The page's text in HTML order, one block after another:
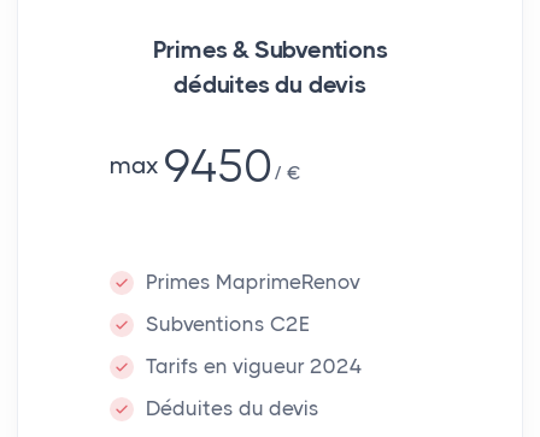
Primes & Subventions
déduites du devis
max 9450 €
Primes MaprimeRenov
Subventions C2E
Tarifs en vigueur 2024
Déduites du devis